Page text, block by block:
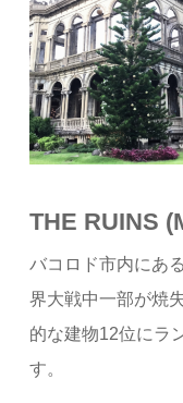
THE RUINS
バコロド市内にあ
界大戦中一部が焼
的な建物12位にラ
す。